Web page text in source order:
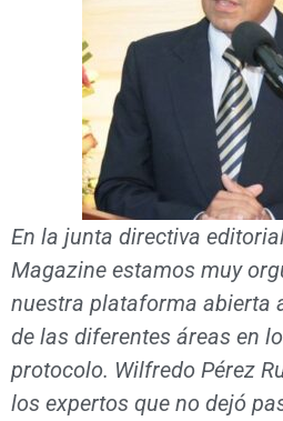
En la junta directiva
Magazine estamos muy
nuestra plataforma abierta
de las diferentes áreas en
protocolo. Wilfredo Pérez
los expertos que no dejó